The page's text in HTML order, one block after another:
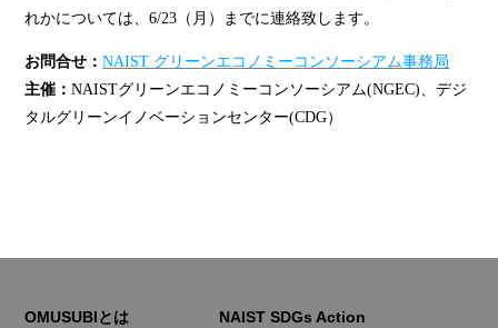
れかについては、6/23（月）までに連絡致します。
お問合せ：NAIST グリーンエコノミーコンソーシアム事務局
主催：NAISTグリーンエコノミーコンソーシアム(NGEC)、デジ
タルグリーンイノベーションセンター(CDG）
OMUSUBIとは NAIST SDGs Action